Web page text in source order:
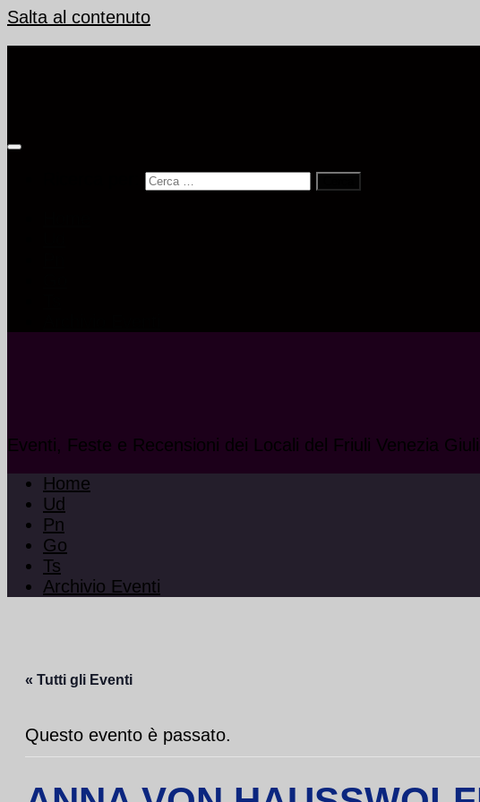
Salta al contenuto
Eventi, Feste e Recensioni dei Locali del Friuli Venezia
Home
Ud
Pn
Go
Ts
Archivio Eventi
« Tutti gli Eventi
Questo evento è passato.